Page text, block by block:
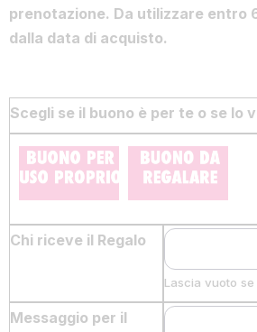
prenotazione. Da utilizzare entro
dalla data di acquisto.
Scegli se il buono è per te o se lo
Chi riceve il Regalo
Lascia vuoto
Messaggio per il